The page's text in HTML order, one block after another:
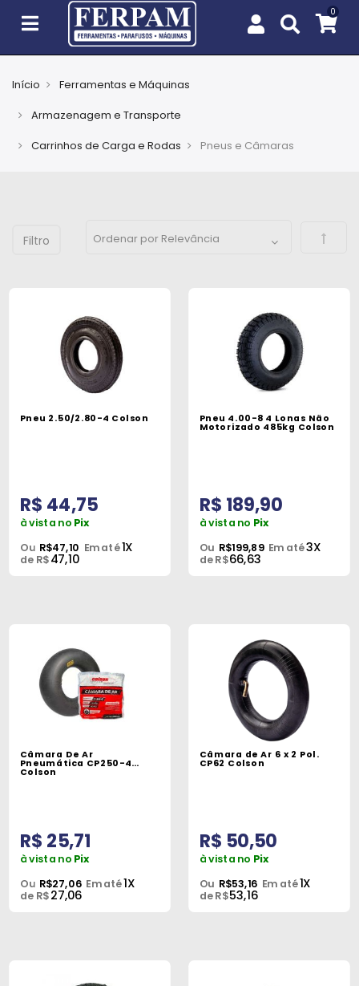
Casa
Ferramentas
Máquinas
Materiais
Elétricos
Materiais
Tintas
Químicos
e
Acessórios
Início
Ferramentas e Máquinas
Armazenagem e Transporte
Carrinhos de Carga e Rodas
Pneus e Câmaras
Pneu 2.50/2.80-4 Colson
R$ 44,75
à vista no Pix
Ou R$47,10 Em até1X
de R$47,10
Pneu 4.00-8 4 Lonas Não
Motorizado 485kg Colson
R$ 189,90
à vista no Pix
Ou R$199,89 Em até3X
de R$66,63
Câmara De Ar
Pneumática CP250-4
Colson
R$ 25,71
à vista no Pix
Ou R$27,06 Em até1X
de R$27,06
Câmara de Ar 6 x 2 Pol.
CP62 Colson
R$ 50,50
à vista no Pix
Ou R$53,16 Em até1X
de R$53,16